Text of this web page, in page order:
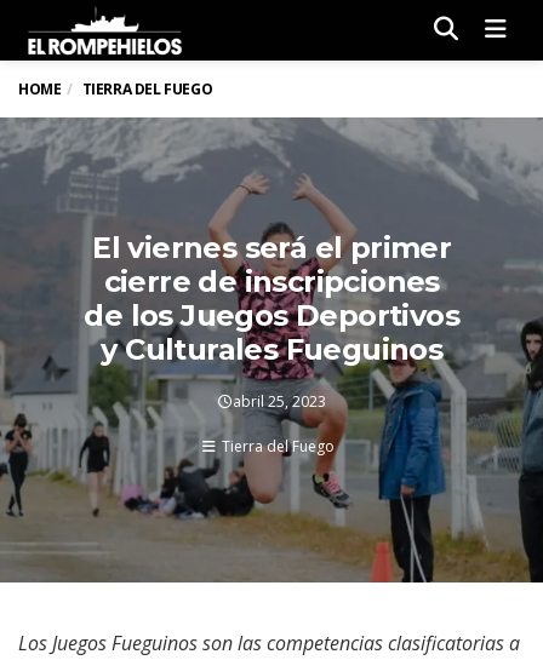
HOME TIERRA DEL FUEGO
El viernes será el primer
cierre de inscripciones
de los Juegos Deportivos
y Culturales Fueguinos
abril 25, 2023
Tierra del Fuego
Los Juegos Fueguinos son las competencias clasificatorias a